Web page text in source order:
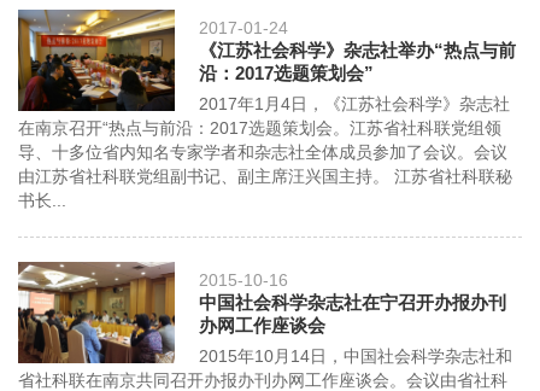
2017-01-24
《江苏社会科学》杂志社举办“热点与前
沿：2017选题策划会”
2017年1月4日，《江苏社会科学》杂志社
在南京召开“热点与前沿：2017选题策划会。江苏省社科联党组领
导、十多位省内知名专家学者和杂志社全体成员参加了会议。会议
由江苏省社科联党组副书记、副主席汪兴国主持。 江苏省社科联秘
书长...
2015-10-16
中国社会科学杂志社在宁召开办报办刊
办网工作座谈会
2015年10月14日，中国社会科学杂志社和
省社科联在南京共同召开办报办刊办网工作座谈会。会议由省社科